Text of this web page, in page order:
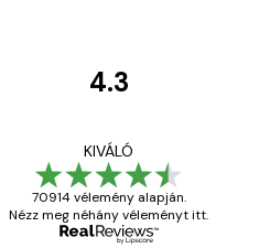
4.3
KIVÁLÓ
70914 vélemény alapján.
Nézz meg néhány véleményt itt.